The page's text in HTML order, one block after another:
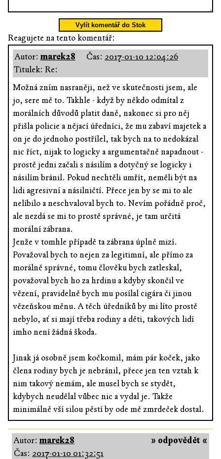
Vylít komentář do Stok
Reagujete na tento komentář:
Autor:marek28 Čas: 2017-01-10 12:04:26
Titulek: Re:
Možná zním nasraněji, než ve skutečnosti jsem, ale
jo, sere mě to. Takhle - když by někdo odmítal z
morálních důvodů platit daně, nakonec si pro něj
přišla policie a nějací úředníci, že mu zabaví majetek a
on je do jednoho postřílel, tak bych na to nedokázal
nic říct, nijak to logicky a argumentačně napadnout -
prostě jedni začali s násilím a dotyčný se logicky i
násilím bránil. Pokud nechtěli umřít, neměli být na
lidi agresivní a násilničtí. Přece jen by se mi to ale
nelíbilo a neschvaloval bych to. Nevím pořádně proč,
ale nezdá se mi to prostě správné, je tam určitá
morální zábrana.
Jenže v tomhle případě ta zábrana úplně mizí.
Považoval bych to nejen za legitimní, ale přímo za
morálně správné, tomu člověku bych zatleskal,
považoval bych ho za hrdinu a kdyby skončil ve
vězení, pravidelně bych mu posílal cigára či jinou
vězeňskou měnu. A těch úředníků by mi líto prostě
nebylo, ať si mají třeba rodiny a děti, takových lidí
imho není žádná škoda.
Jinak já osobně jsem kočkomil, mám pár koček, jako
člena rodiny bych je nebránil, přece jen ten vztah k
nim takový nemám, ale musel bych se stydět,
kdybych neudělal vůbec nic a vydal je. Takže
minimálně vší silou pěstí by ode mě zmrdeček dostal.
» odpovědět «
Autor:marek28
Čas: 2017-01-10 01:32:51